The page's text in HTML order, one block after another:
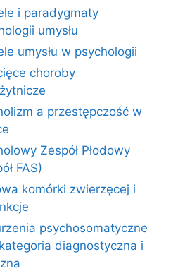
i paradygmaty
umysłu
umysłu w psychologii
choroby
a przestępczość w
Zespół Płodowy
FAS)
komórki zwierzęcej i
psychosomatyczne
diagnostyczna i